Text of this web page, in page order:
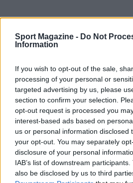
Sport Magazine - Do Not
Information
If you wish to opt-out of the sale,
processing of your personal or
targeted advertising by us, please
section to confirm your selection.
opt-out request is processed you
interest-based ads based on
us or personal information disclosed
your opt-out. You may separately
disclosure of your personal
IAB’s list of downstream
also be disclosed by us to third
AUTORE
Redazione